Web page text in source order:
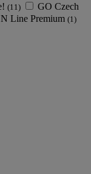
(11)
GO Czech
N Line Premium (1)